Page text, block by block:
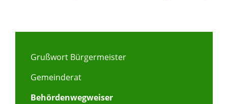
Grußwort Bürgermeister
Gemeinderat
Behördenwegweiser